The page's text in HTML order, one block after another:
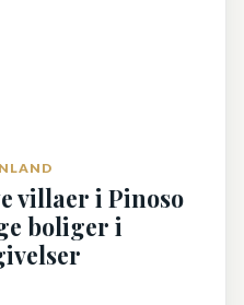
villaer i Pinoso
boliger i